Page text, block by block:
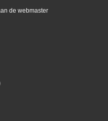
de webmaster